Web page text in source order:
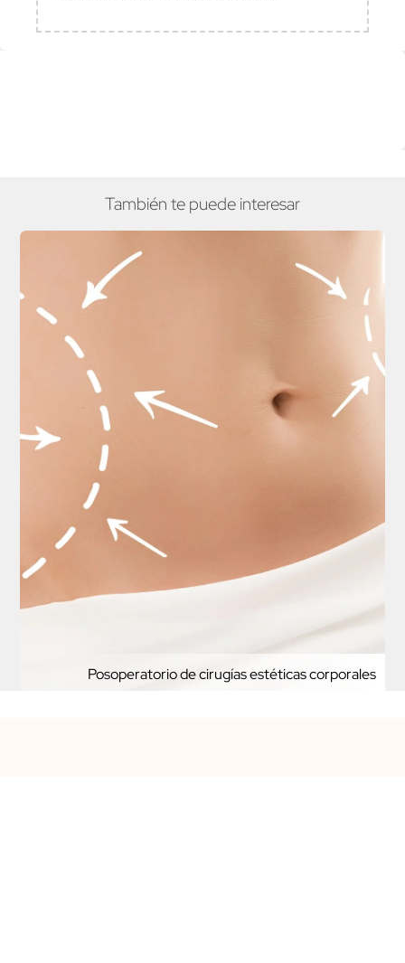
También te puede interesar
Posoperatorio de cirugías estéticas corporales